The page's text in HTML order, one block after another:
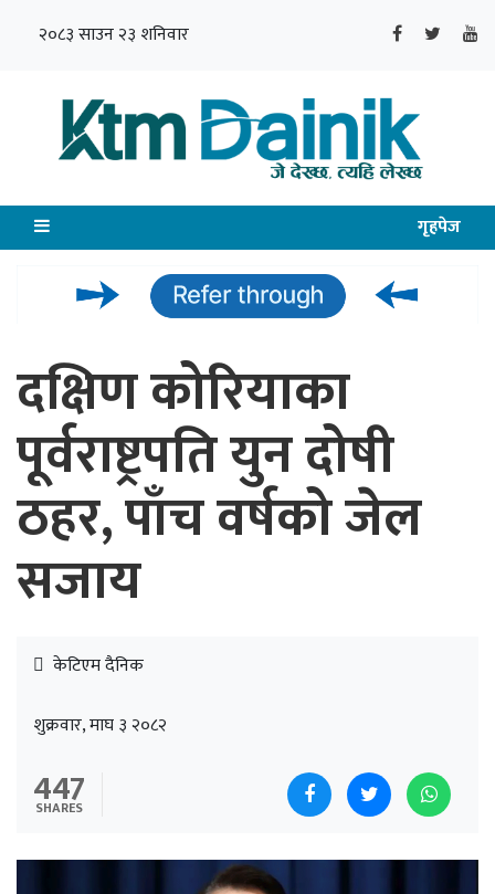
२०८३ साउन २३ शनिवार
गृहपेज
दक्षिण कोरियाका
पूर्वराष्ट्रपति युन दोषी
ठहर, पाँच वर्षको जेल
सजाय
केटिएम दैनिक
शुक्रवार, माघ ३ २०८२
447
SHARES